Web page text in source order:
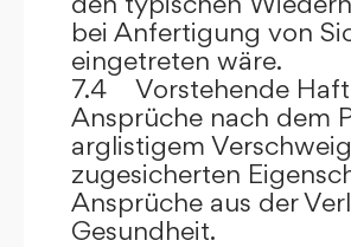
bei Anfertigung von
eingetreten wäre.
7.4 Vorstehende
Ansprüche nach dem
arglistigem
zugesicherten
Ansprüche aus der
Gesundheit.